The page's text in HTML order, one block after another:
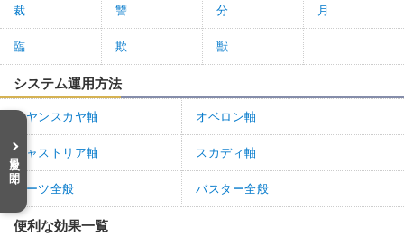
目次を開く
裁 讐 分 月
臨 欺 獣
システム運用方法
コヤンスカヤ軸 オベロン軸
キャストリア軸 スカディ軸
アーツ全般 バスター全般
便利な効果一覧